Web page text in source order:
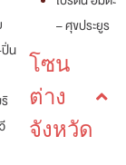
น
– ศุขประยูร
โซน
ต่าง
จังหวัด